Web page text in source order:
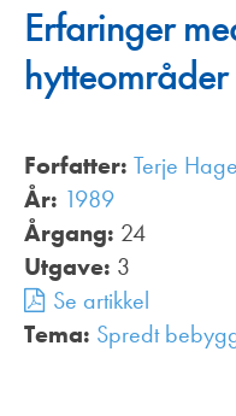
Erfaringer
Forfatter: Terje
År: 1989
Årgang: 24
Utgave: 3
Se artikkel
Tema: Spredt